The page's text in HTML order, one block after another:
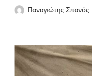
Παναγιώτης Σπανός